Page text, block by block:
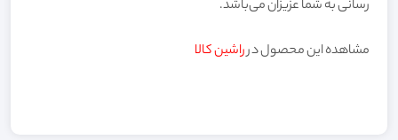
رسانی به شما عزیزان می‌باشد.
مشاهده این محصول درراشین کالا